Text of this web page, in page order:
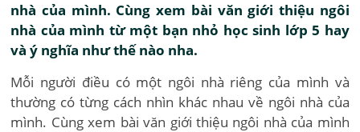
nhà của mình. Cùng xem bài văn giới thiệu ngôi
nhà của mình từ một bạn nhỏ học sinh lớp 5 hay
và ý nghĩa như thế nào nha.
Mỗi người điều có một ngôi nhà riêng của mình và
thường có từng cách nhìn khác nhau về ngôi nhà của
mình. Cùng xem bài văn giới thiệu ngôi nhà của mình